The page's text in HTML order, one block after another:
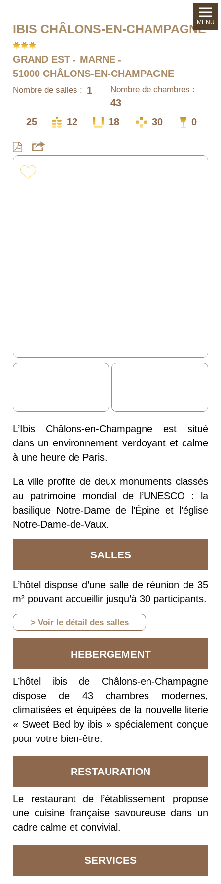
IBIS CHÂLONS-EN-CHAMPAGNE
GRAND EST
MARNE
51000 CHÂLONS-EN-CHAMPAGNE
Nombre de salles : 1 Nombre de chambres :
43
25
12 18 30 0
L’Ibis Châlons-en-Champagne est situé
dans un environnement verdoyant et calme
à une heure de Paris.
La ville profite de deux monuments classés
au patrimoine mondial de l’UNESCO : la
basilique Notre-Dame de l’Épine et l’église
Notre-Dame-de-Vaux.
SALLES
L’hôtel dispose d’une salle de réunion de 35
m² pouvant accueillir jusqu’à 30 participants.
> Voir le détail des salles
HEBERGEMENT
L’hôtel ibis de Châlons-en-Champagne
dispose de 43 chambres modernes,
climatisées et équipées de la nouvelle literie
« Sweet Bed by ibis » spécialement conçue
pour votre bien-être.
RESTAURATION
Le restaurant de l’établissement propose
une cuisine française savoureuse dans un
cadre calme et convivial.
SERVICES
MENU